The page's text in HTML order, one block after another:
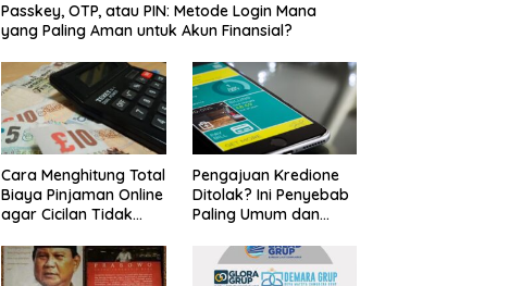
Passkey, OTP, atau PIN: Metode Login Mana
yang Paling Aman untuk Akun Finansial?
Cara Menghitung Total
Biaya Pinjaman Online
agar Cicilan Tidak
Pengajuan Kredione
Ditolak? Ini Penyebab
Paling Umum dan